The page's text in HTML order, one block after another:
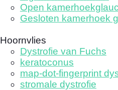
Open
Gesloten kamerhoek
Hoornvlies
Dystrofie van Fuchs
keratoconus
map-dot-fingerprint
stromale dystrofie